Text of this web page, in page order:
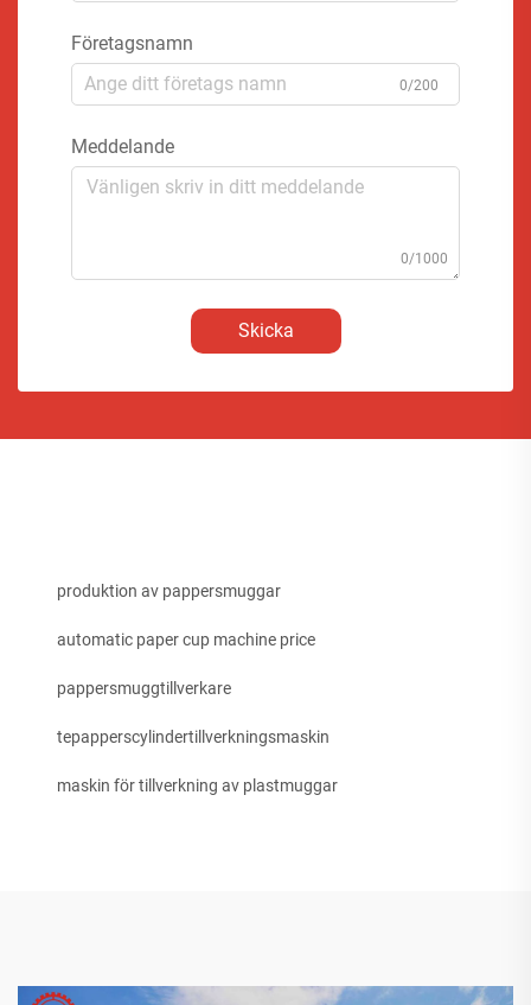
Företagsnamn
0/200
Meddelande
0/1000
Skicka
produktion av pappersmuggar
automatic paper cup machine price
pappersmuggtillverkare
tepapperscylindertillverkningsmaskin
maskin för tillverkning av plastmuggar